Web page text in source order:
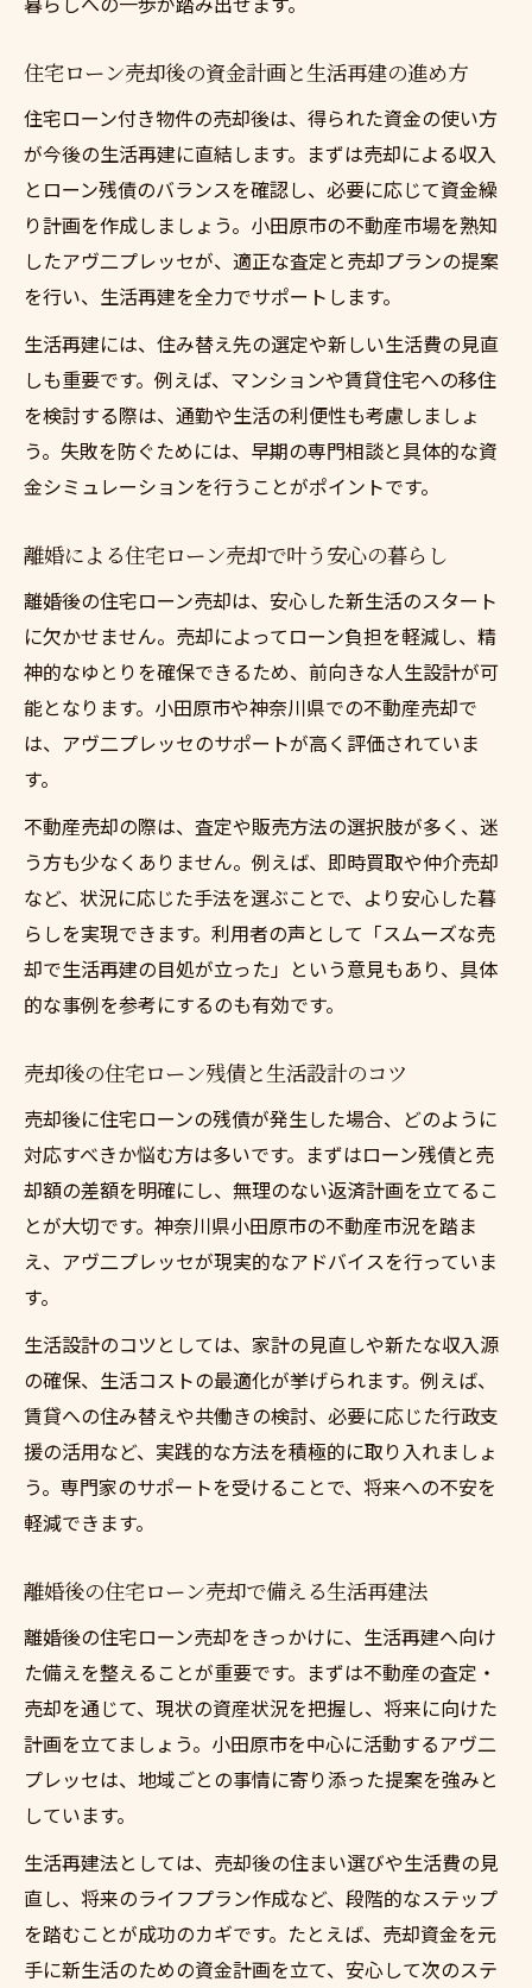
住宅ローン売却後の資金計画と生活再建の進め方
住宅ローン付き物件の売却後は、得られた資金の使い方
が今後の生活再建に直結します。まずは売却による収入
とローン残債のバランスを確認し、必要に応じて資金繰
り計画を作成しましょう。小田原市の不動産市場を熟知
したアヴ二プレッセが、適正な査定と売却プランの提案
を行い、生活再建を全力でサポートします。
生活再建には、住み替え先の選定や新しい生活費の見直
しも重要です。例えば、マンションや賃貸住宅への移住
を検討する際は、通勤や生活の利便性も考慮しましょ
う。失敗を防ぐためには、早期の専門相談と具体的な資
金シミュレーションを行うことがポイントです。
離婚による住宅ローン売却で叶う安心の暮らし
離婚後の住宅ローン売却は、安心した新生活のスタート
に欠かせません。売却によってローン負担を軽減し、精
神的なゆとりを確保できるため、前向きな人生設計が可
能となります。小田原市や神奈川県での不動産売却で
は、アヴ二プレッセのサポートが高く評価されていま
す。
不動産売却の際は、査定や販売方法の選択肢が多く、迷
う方も少なくありません。例えば、即時買取や仲介売却
など、状況に応じた手法を選ぶことで、より安心した暮
らしを実現できます。利用者の声として「スムーズな売
却で生活再建の目処が立った」という意見もあり、具体
的な事例を参考にするのも有効です。
売却後の住宅ローン残債と生活設計のコツ
売却後に住宅ローンの残債が発生した場合、どのように
対応すべきか悩む方は多いです。まずはローン残債と売
却額の差額を明確にし、無理のない返済計画を立てるこ
とが大切です。神奈川県小田原市の不動産市況を踏ま
え、アヴ二プレッセが現実的なアドバイスを行っていま
す。
生活設計のコツとしては、家計の見直しや新たな収入源
の確保、生活コストの最適化が挙げられます。例えば、
賃貸への住み替えや共働きの検討、必要に応じた行政支
援の活用など、実践的な方法を積極的に取り入れましょ
う。専門家のサポートを受けることで、将来への不安を
軽減できます。
離婚後の住宅ローン売却で備える生活再建法
離婚後の住宅ローン売却をきっかけに、生活再建へ向け
た備えを整えることが重要です。まずは不動産の査定・
売却を通じて、現状の資産状況を把握し、将来に向けた
計画を立てましょう。小田原市を中心に活動するアヴ二
プレッセは、地域ごとの事情に寄り添った提案を強みと
しています。
生活再建法としては、売却後の住まい選びや生活費の見
直し、将来のライフプラン作成など、段階的なステップ
を踏むことが成功のカギです。たとえば、売却資金を元
手に新生活のための資金計画を立て、安心して次のステ